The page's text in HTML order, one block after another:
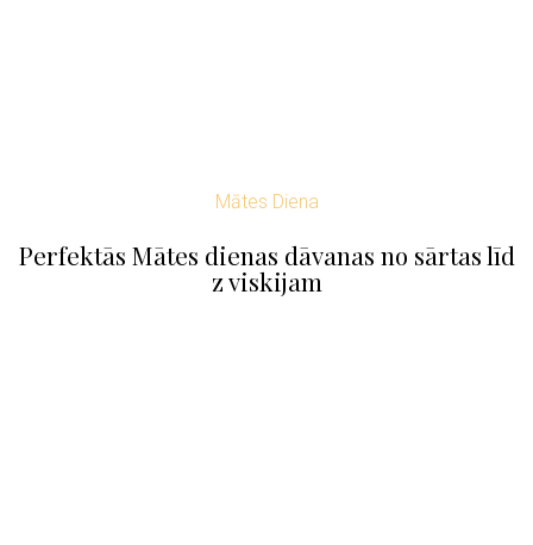
Mātes Diena
Perfektās Mātes dienas dāvanas no sārtas līd
z viskijam